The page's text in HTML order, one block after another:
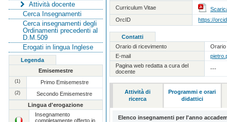
Attività docente
Cerca Insegnamenti
Cerca insegnamenti degli
Ordinamenti precedenti al
D.M.509
Erogati in lingua Inglese
Legenda
Emisemestre
(1) Primo Emisemestre
(2)
Secondo Emisemestre
Lingua d'erogazione
Insegnamento
completamente offerto in
Curriculum Vitae
OrcID
https://
Contatti
Orario di ricevimento
Orario
E-mail
Pagina web redatta a cura del
docente
---
Attività di
ricerca
Programmi e orari
didattici
Elenco insegnamenti per l'anno